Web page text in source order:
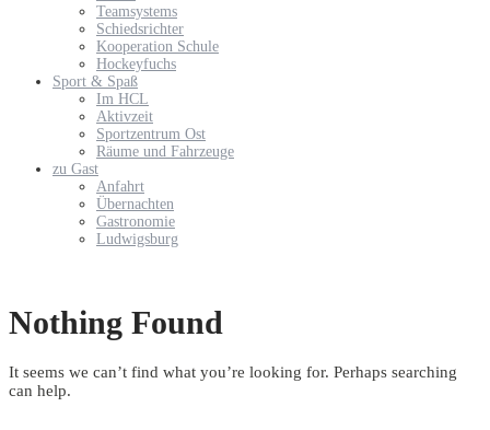
Teamsystems
Schiedsrichter
Kooperation Schule
Hockeyfuchs
Sport & Spaß
Im HCL
Aktivzeit
Sportzentrum Ost
Räume und Fahrzeuge
zu Gast
Anfahrt
Übernachten
Gastronomie
Ludwigsburg
Nothing Found
It seems we can’t find what you’re looking for. Perhaps searching
can help.